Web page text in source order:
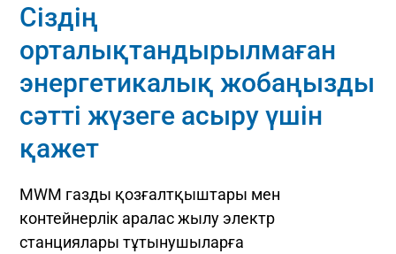
Сіздің
орталықтандырылмаған
энергетикалық жобаңызды
сәтті жүзеге асыру үшін
қажет
MWM газды қозғалтқыштары мен
контейнерлік аралас жылу электр
станциялары тұтынушыларға